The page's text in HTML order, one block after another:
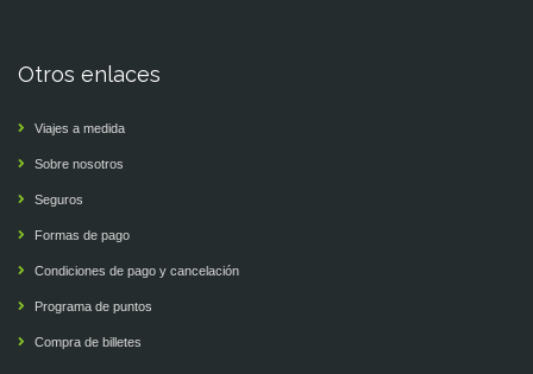
Otros enlaces
Viajes a medida
Sobre nosotros
Seguros
Formas de pago
Condiciones de pago y cancelación
Programa de puntos
Compra de billetes